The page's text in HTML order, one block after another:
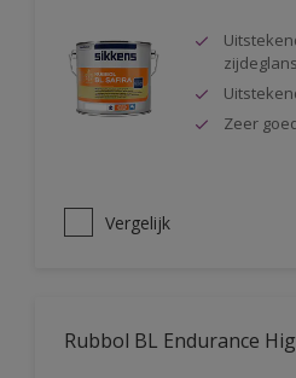
Zeer
Vergelijk
Rubbol BL Endurance